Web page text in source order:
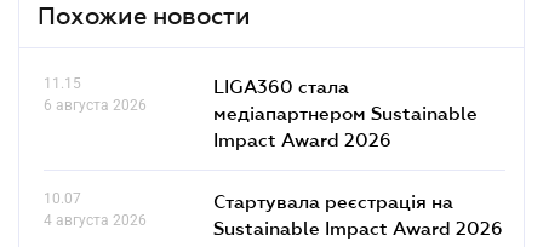
Похожие новости
11.15
6 августа 2026
LIGA360 стала
медіапартнером Sustainable
Impact Award 2026
10.07
4 августа 2026
Стартувала реєстрація на
Sustainable Impact Award 2026